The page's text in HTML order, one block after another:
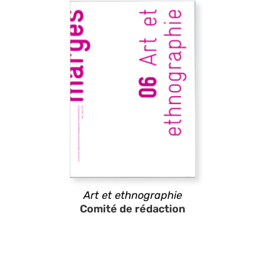
Art et ethnographie
Comité de rédaction